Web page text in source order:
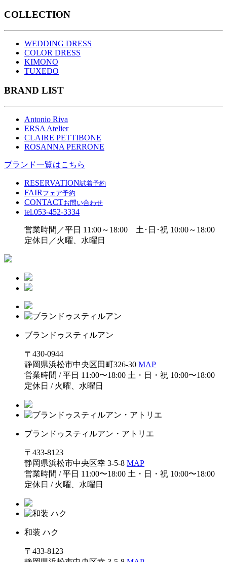
COLLECTION
WEDDING DRESS
COLOR DRESS
KIMONO
TUXEDO
BRAND LIST
Antonio Riva
ERSA Atelier
CLAIRE PETTIBONE
ROSANNA PERRONE
ブランド一覧はこちら
RESERVATION試着予約
FAIR フェア予約
CONTACTお問い合わせ
tel.053-452-3334
営業時間／平日 11:00～18:00 土･日･祝 10:00～18:00
定休日／火曜、水曜日
ブランドゥスティルアン
〒430-0944
静岡県浜松市中央区田町326-30 MAP
営業時間 / 平日 11:00〜18:00 土・日・祝 10:00〜18:00
定休日 / 火曜、水曜日
ブランドゥスティルアン・アトリエ
〒433-8123
静岡県浜松市中央区幸 3-5-8 MAP
営業時間 / 平日 11:00〜18:00 土・日・祝 10:00〜18:00
定休日 / 火曜、水曜日
和装 ハク
〒433-8123